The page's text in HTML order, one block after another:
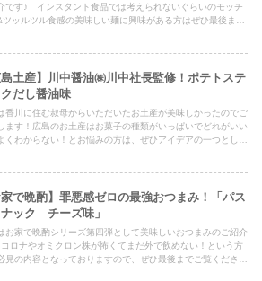
です♪ インスタント食品では考えられないぐらいのモッチ
ツッルツル食感の美味しい麺に興味がある方はぜひ最後まで
島土産】川中醤油㈱川中社長監修！ポテトステ
だし醤油味
香川に住む叔母からいただいたお土産が美味しかったのでご
ます！広島のお土産はお菓子の種類がいっぱいでどれがいい
くわからない！とお悩みの方は、ぜひアイデアの一つとして
家で晩酌】罪悪感ゼロの最強おつまみ！「パス
ック チーズ味」
お家で晩酌シリーズ第四弾として美味しいおつまみのご紹介
ロナやオミクロン株が怖くてまだ外で飲めない！という方
見の内容となっておりますので、ぜひ最後までご覧くださ